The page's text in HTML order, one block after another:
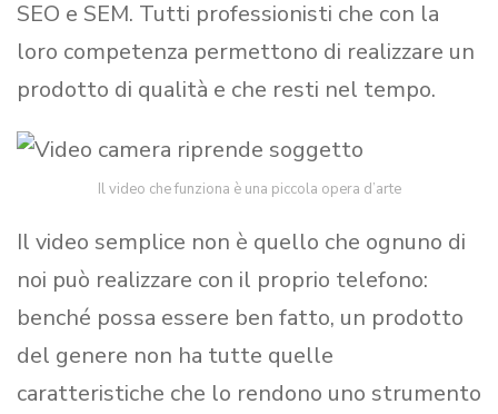
SEO e SEM. Tutti professionisti che con la
loro competenza permettono di realizzare un
prodotto di qualità e che resti nel tempo.
Il video che funziona è una piccola opera d’arte
Il video semplice non è quello che ognuno di
noi può realizzare con il proprio telefono:
benché possa essere ben fatto, un prodotto
del genere non ha tutte quelle
caratteristiche che lo rendono uno strumento